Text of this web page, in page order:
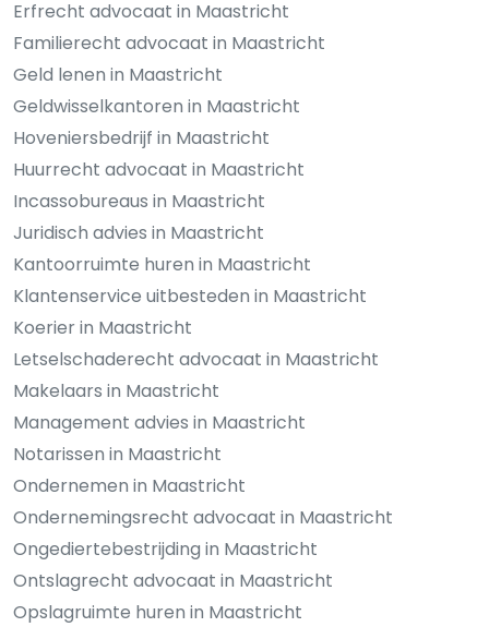
Erfrecht advocaat in Maastricht
Familierecht advocaat in Maastricht
Geld lenen in Maastricht
Geldwisselkantoren in Maastricht
Hoveniersbedrijf in Maastricht
Huurrecht advocaat in Maastricht
Incassobureaus in Maastricht
Juridisch advies in Maastricht
Kantoorruimte huren in Maastricht
Klantenservice uitbesteden in Maastricht
Koerier in Maastricht
Letselschaderecht advocaat in Maastricht
Makelaars in Maastricht
Management advies in Maastricht
Notarissen in Maastricht
Ondernemen in Maastricht
Ondernemingsrecht advocaat in Maastricht
Ongediertebestrijding in Maastricht
Ontslagrecht advocaat in Maastricht
Opslagruimte huren in Maastricht